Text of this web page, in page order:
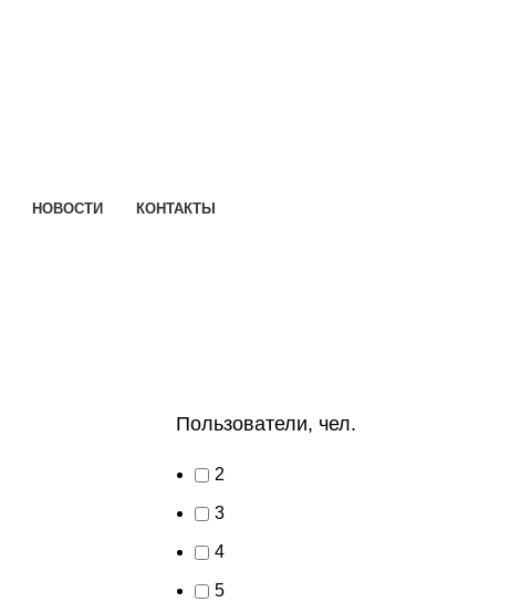
НОВОСТИ КОНТАКТЫ
Пользователи, чел.
2
3
4
5